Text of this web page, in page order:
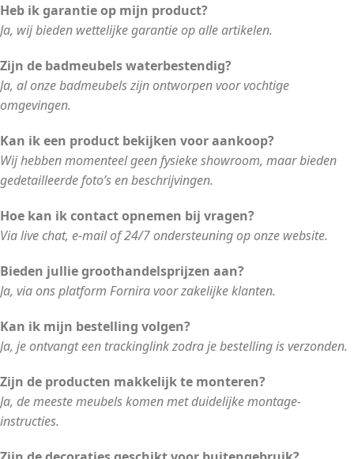
Heb ik garantie op mijn product?
Ja, wij bieden wettelijke garantie op alle artikelen.
Zijn de badmeubels waterbestendig?
Ja, al onze badmeubels zijn ontworpen voor vochtige
omgevingen.
Kan ik een product bekijken voor aankoop?
Wij hebben momenteel geen fysieke showroom, maar bieden
gedetailleerde foto’s en beschrijvingen.
Hoe kan ik contact opnemen bij vragen?
Via live chat, e-mail of 24/7 ondersteuning op onze website.
Bieden jullie groothandelsprijzen aan?
Ja, via ons platform Fornira voor zakelijke klanten.
Kan ik mijn bestelling volgen?
Ja, je ontvangt een trackinglink zodra je bestelling is verzonden.
Zijn de producten makkelijk te monteren?
Ja, de meeste meubels komen met duidelijke montage-
instructies.